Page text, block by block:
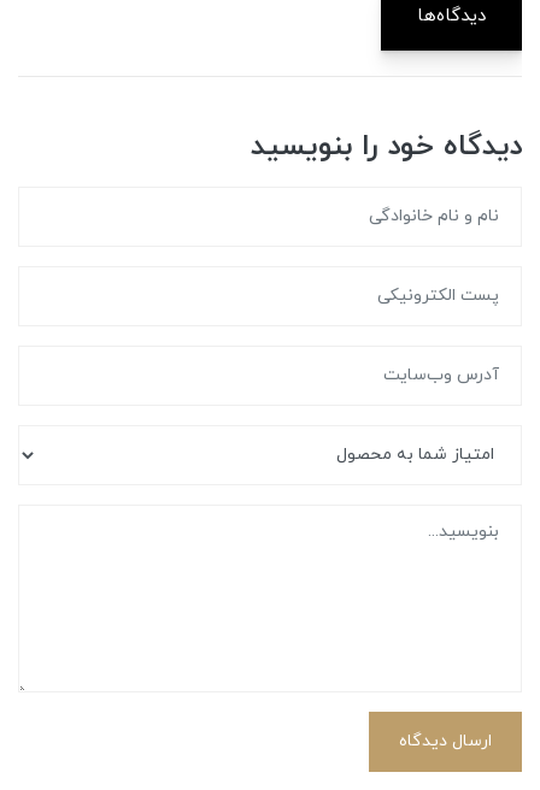
دیدگاه‌ها
دیدگاه خود را بنویسید
ارسال دیدگاه